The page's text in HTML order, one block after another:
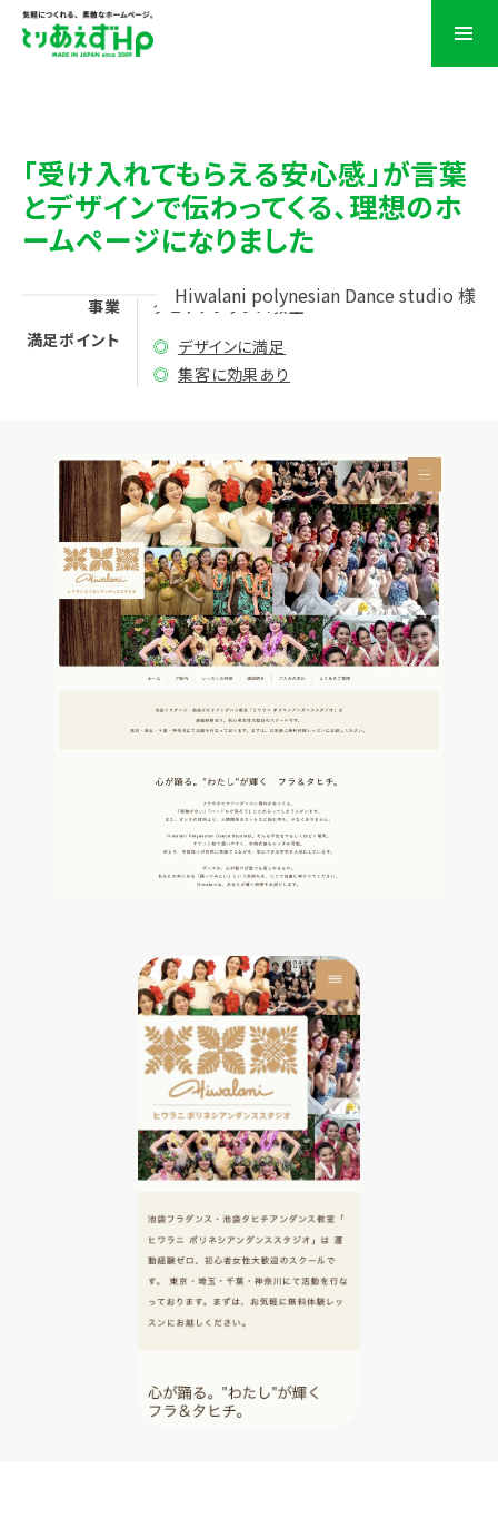
「受け入れてもらえる安心感」が言葉
とデザインで伝わってくる、理想のホ
ームページになりました
Hiwalani polynesian Dance studio 様
事業
タヒチアンダンス教室
満足ポイント
◎ デザインに満足
◎ 集客に効果あり